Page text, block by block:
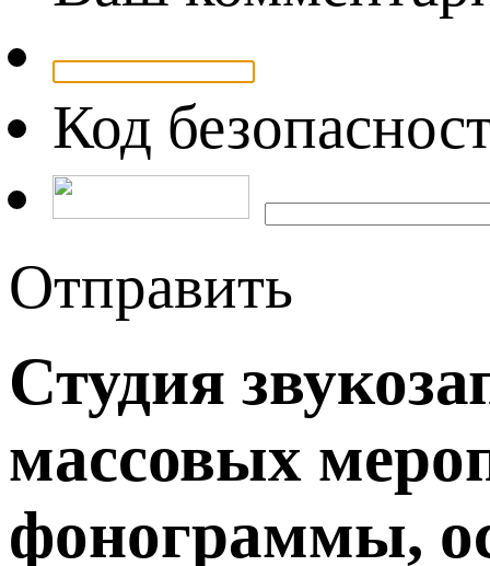
Код
Отправить
Студия
массовых
фонограммы,